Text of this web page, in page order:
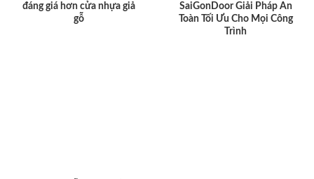
đáng giá hơn cửa nhựa giả
gỗ
SaiGonDoor Giải Pháp An
Toàn Tối Ưu Cho Mọi Công
Trình